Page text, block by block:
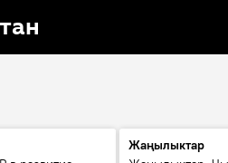
Жаңылыктар